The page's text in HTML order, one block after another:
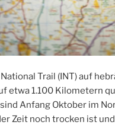
Trail (INT) auf
etwa 1.100 Kilometern
Anfang Oktober im
Zeit noch trocken ist